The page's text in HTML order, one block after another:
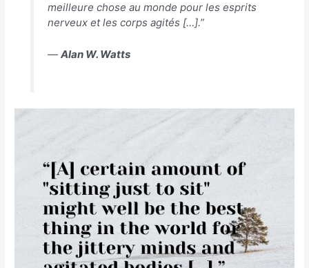
meilleure chose au monde pour les esprits
nerveux et les corps agités […].”
― Alan W. Watts